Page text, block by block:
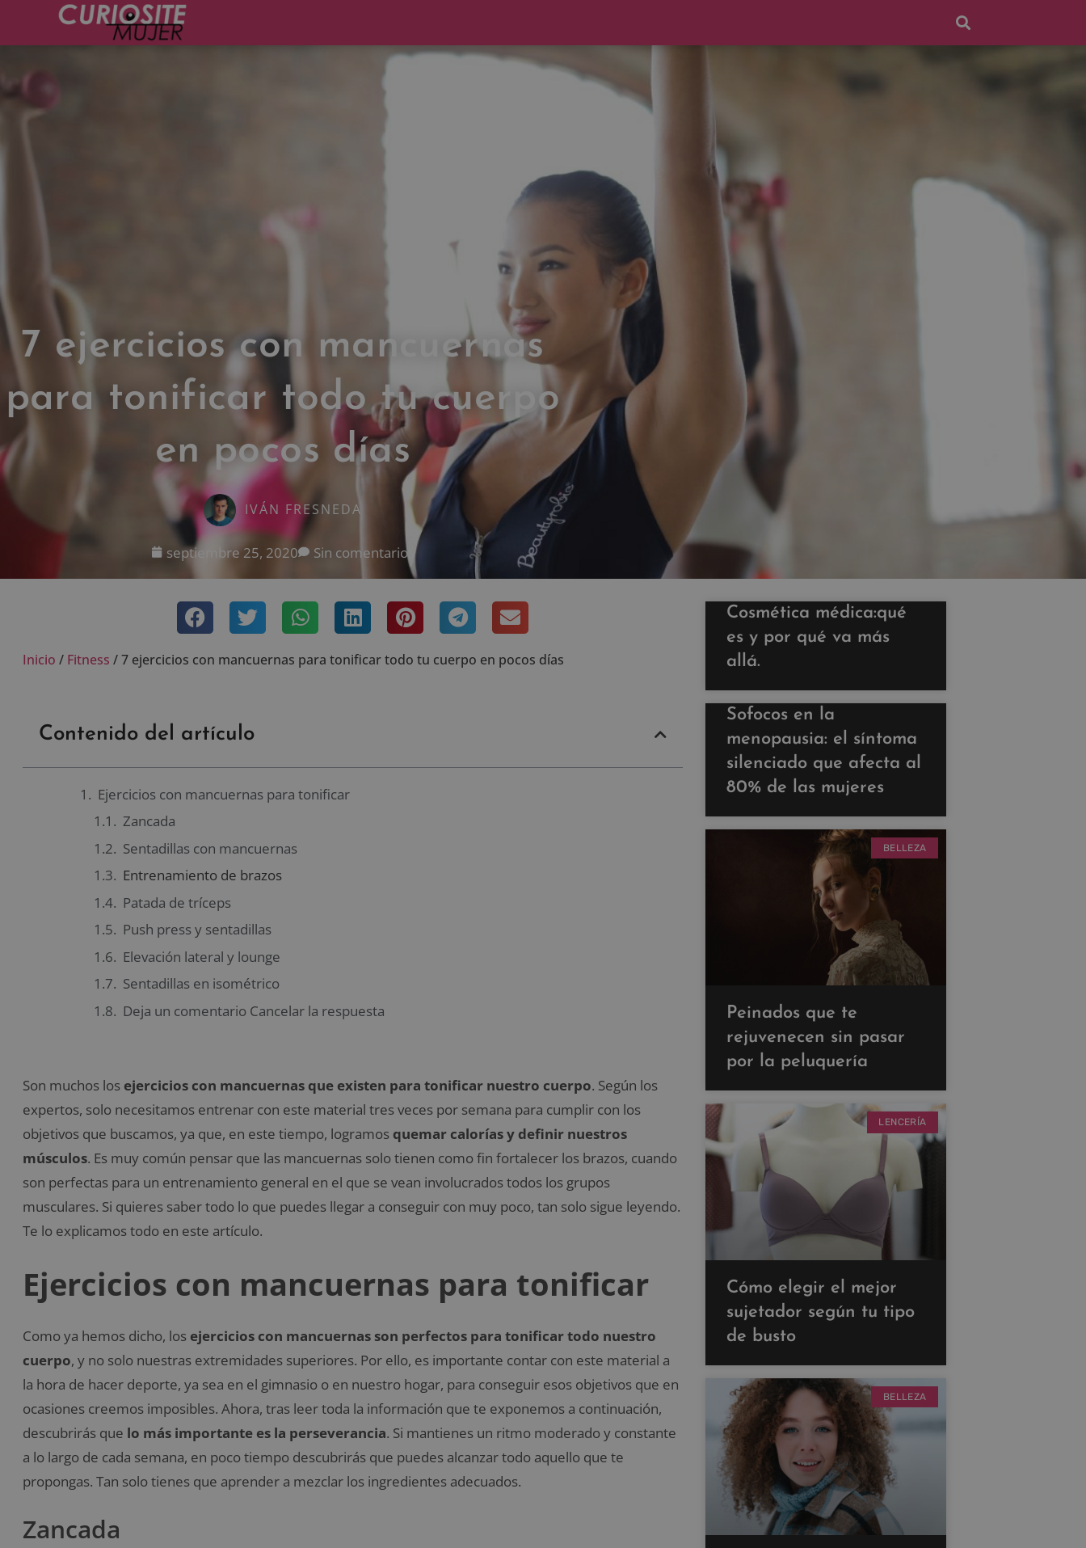
7 ejercicios con mancuernas
para tonificar todo tu cuerpo
en pocos días
IVÁN FRESNEDA
septiembre 25, 2020 Sin comentarios
Inicio / Fitness /7 ejercicios con mancuernas para tonificar todo tu cuerpo en pocos días
Contenido del artículo
Ejercicios con mancuernas para tonificar
Zancada
Sentadillas con mancuernas
Entrenamiento de brazos
Patada de tríceps
Push press y sentadillas
Elevación lateral y lounge
Sentadillas en isométrico
Deja un comentario Cancelar la respuesta
Son muchos los ejercicios con mancuernas que existen para tonificar nuestro cuerpo. Según los
expertos, solo necesitamos entrenar con este material tres veces por semana para cumplir con los
objetivos que buscamos, ya que, en este tiempo, logramos quemar calorías y definir nuestros
músculos. Es muy común pensar que las mancuernas solo tienen como fin fortalecer los brazos, cuando
son perfectas para un entrenamiento general en el que se vean involucrados todos los grupos
musculares. Si quieres saber todo lo que puedes llegar a conseguir con muy poco, tan solo sigue leyendo.
Te lo explicamos todo en este artículo.
Ejercicios con mancuernas para tonificar
Como ya hemos dicho, los ejercicios con mancuernas son perfectos para tonificar todo nuestro
cuerpo, y no solo nuestras extremidades superiores. Por ello, es importante contar con este material a
la hora de hacer deporte, ya sea en el gimnasio o en nuestro hogar, para conseguir esos objetivos que en
ocasiones creemos imposibles. Ahora, tras leer toda la información que te exponemos a continuación,
descubrirás que lo más importante es la perseverancia. Si mantienes un ritmo moderado y constante
a lo largo de cada semana, en poco tiempo descubrirás que puedes alcanzar todo aquello que te
propongas. Tan solo tienes que aprender a mezclar los ingredientes adecuados.
Zancada
Cosmética médica:qué
es y por qué va más
allá.
Sofocos en la
menopausia: el síntoma
silenciado que afecta al
80% de las mujeres
BELLEZA
Peinados que te
rejuvenecen sin pasar
por la peluquería
LENCERÍA
Cómo elegir el mejor
sujetador según tu tipo
de busto
BELLEZA